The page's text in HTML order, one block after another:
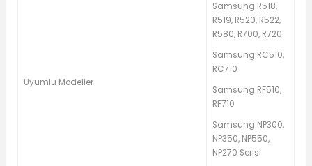
Uyumlu Modeller
Samsung R518,
R519, R520, R522,
R580, R700, R720
Samsung RC510,
RC710
Samsung RF510,
RF710
Samsung NP300,
NP350, NP550,
NP270 Serisi